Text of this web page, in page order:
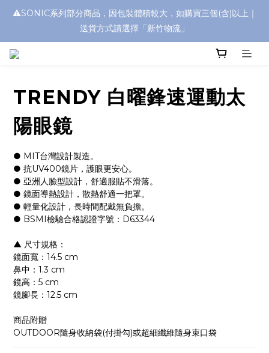
浮水太陽眼鏡🌊 全面升級新上市🎉
⚠️SONIC系列部分商品，因包裝體積較大，如購買三個(含)以上｜
送貨方式請選擇「新竹物流」
TRENDY 白曜鋒速運動太
陽眼鏡
● MIT台灣設計製造。
● 抗UV400鏡片，護眼更安心。
● 亞洲人臉型設計，舒適服貼不滑落。
● 鏡面導熱設計，散熱舒適一把罩。
● 輕量化設計，長時間配戴無負擔。
● BSMI檢驗合格認證字號：D63344
▲ 尺寸規格：
鏡面寬：14.5 cm
鼻中：1.3 cm
鏡高：5 cm
鏡腳長：12.5 cm
商品附贈
OUTDOOR隨身收納袋(付掛勾)或超細纖維隨身束口袋